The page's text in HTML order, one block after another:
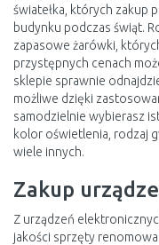
światełka, których zakup
budynku podczas świąt.
zapasowe żarówki,
przystępnych cenach
sklepie sprawnie
możliwe dzięki
samodzielnie wybierasz
kolor oświetlenia, rodzaj
wiele innych.
Zakup
Z urządzeń
jakości sprzęty